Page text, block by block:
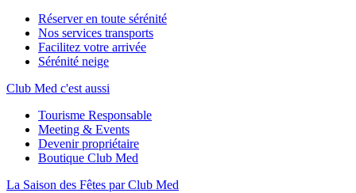
Réserver en toute sérénité
Nos services transports
Facilitez votre arrivée
Sérénité neige
Club Med c'est aussi
Tourisme Responsable
Meeting & Events
Devenir propriétaire
Boutique Club Med
La Saison des Fêtes par Club Med